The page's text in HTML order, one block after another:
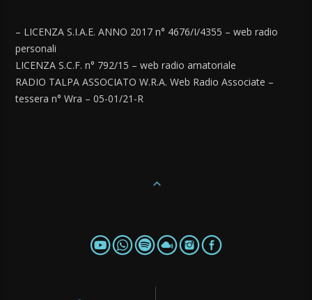
– LICENZA S.I.A.E. ANNO 2017 n° 4676/I/4355 – web radio
personali
LICENZA S.C.F. n° 792/15 – web radio amatoriale
RADIO TALPA ASSOCIATO W.R.A. Web Radio Associate –
tessera n° Wra – 05-01/21-R